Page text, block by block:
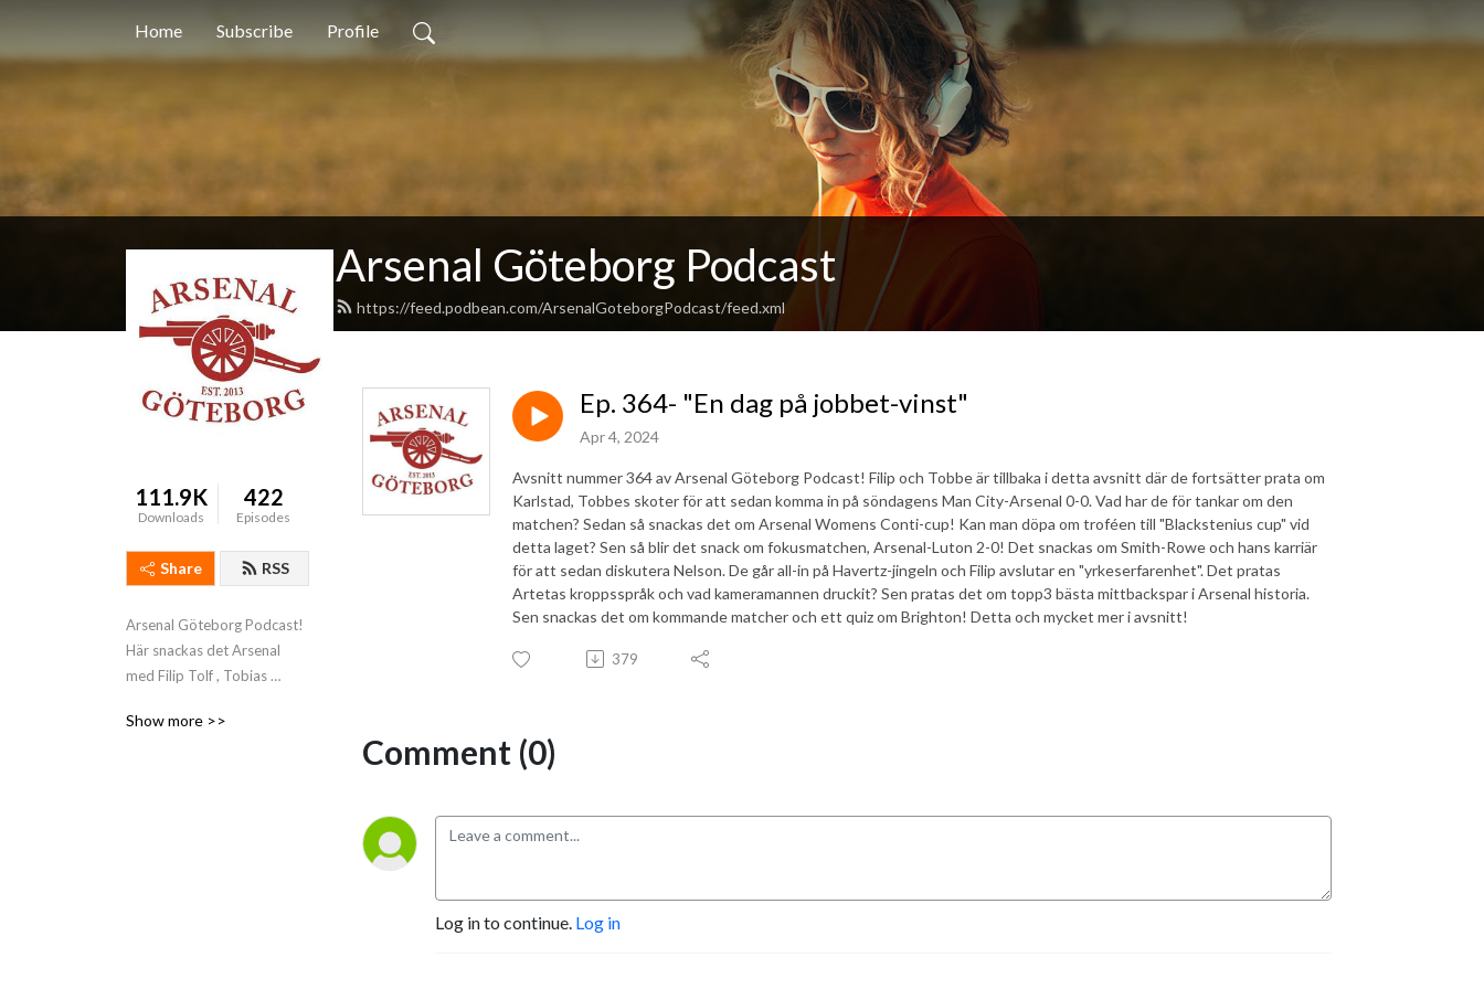
Home Subscribe Profile
Arsenal Göteborg Podcast
https://feed.podbean.com/ArsenalGoteborgPodcast/feed.xml
111.9K
Downloads
422
Episodes
Share RSS
Arsenal Göteborg Podcast!
Här snackas det Arsenal
med Filip Tolf , Tobias
Oscar Axelsson med gäster!
Show more >>
Ep. 364- "En dag på jobbet-vinst"
Apr 4, 2024
Avsnitt nummer 364 av Arsenal Göteborg Podcast! Filip och Tobbe är tillbaka i detta avsnitt där de fortsätter prata om
Karlstad, Tobbes skoter för att sedan komma in på söndagens Man City-Arsenal 0-0. Vad har de för tankar om den
matchen? Sedan så snackas det om Arsenal Womens Conti-cup! Kan man döpa om troféen till "Blackstenius cup" vid
detta laget? Sen så blir det snack om fokusmatchen, Arsenal-Luton 2-0! Det snackas om Smith-Rowe och hans karriär
för att sedan diskutera Nelson. De går all-in på Havertz-jingeln och Filip avslutar en "yrkeserfarenhet". Det pratas
Artetas kroppsspråk och vad kameramannen druckit? Sen pratas det om topp3 bästa mittbackspar i Arsenal historia.
Sen snackas det om kommande matcher och ett quiz om Brighton! Detta och mycket mer i avsnitt!
379
Comment (0)
Log in to continue. Log in